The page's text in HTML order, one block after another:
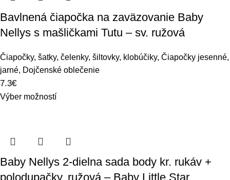
Bavlnená čiapočka na zaväzovanie Baby
Nellys s mašličkami Tutu – sv. ružová
Čiapočky, šatky, čelenky, šiltovky, klobúčiky, Čiapočky jesenné,
jarné, Dojčenské oblečenie
7.3€
Výber možností
Baby Nellys 2-dielna sada body kr. rukáv +
polodupačky, ružová – Baby Little Star